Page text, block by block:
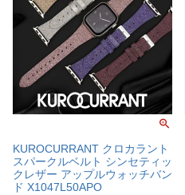
KUROCURRANT クロカラント
スパークルベルト シンセティッ
クレザー アップルウォッチバン
ド X1047L50APO